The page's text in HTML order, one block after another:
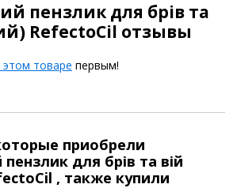
пензлик для брів та
RefectoCil отзывы
товаре первым!
приобрели
для брів та вій
, также купили